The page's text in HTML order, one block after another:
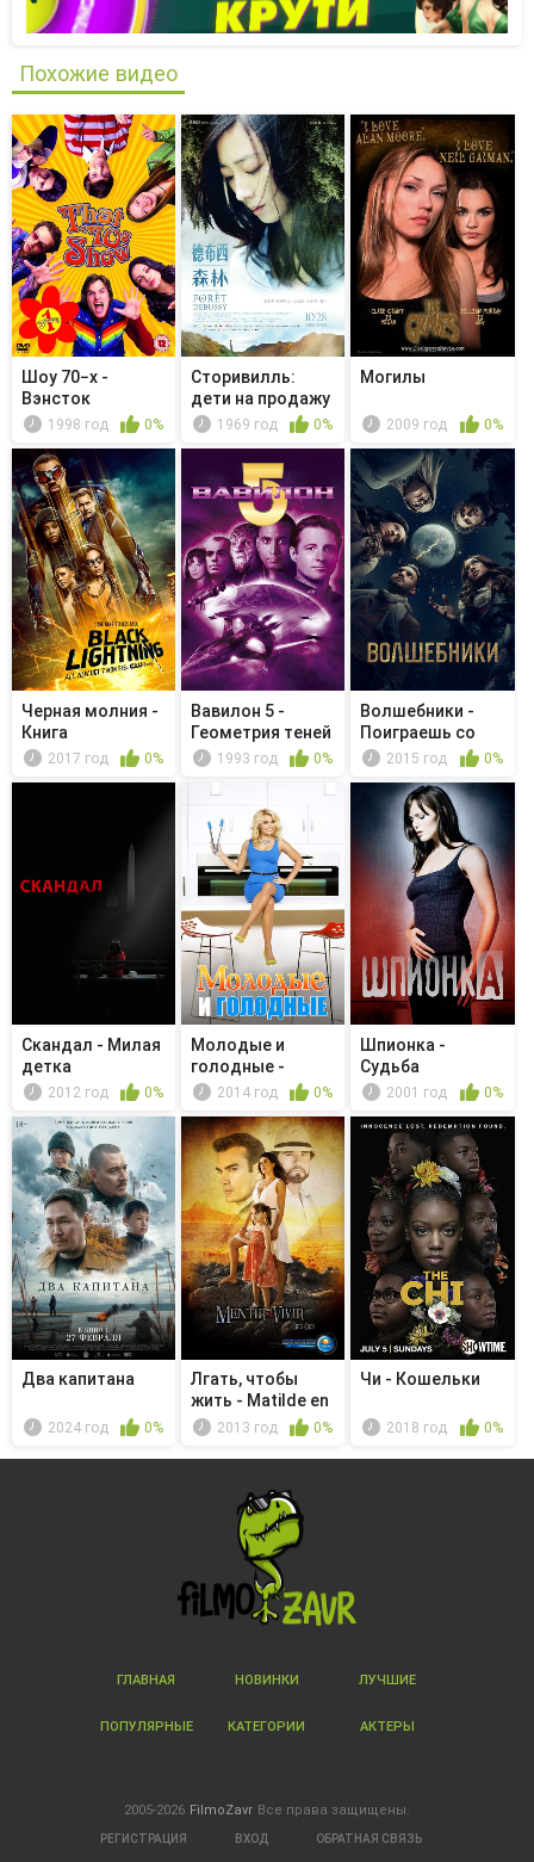
Похожие видео
Шоу 70−х -
Вэнсток
1998 год 0%
Сторивилль:
дети на продажу
1969 год 0%
Могилы
2009 год 0%
Черная молния -
Книга
разрушения.
2017 год 0%
Вавилон 5 -
Геометрия теней
1993 год 0%
Волшебники -
Поиграешь со
мной?2015 год 0%
Скандал - Милая
детка
2012 год 0%
Молодые и
голодные -
Young & Sofia
2014 год 0%
Шпионка -
Судьба
2001 год 0%
Два капитана
2024 год 0%
Лгать, чтобы
жить - Matilde en
su lugar
2013 год 0%
Чи - Кошельки
2018 год 0%
ГЛАВНАЯ НОВИНКИ ЛУЧШИЕ
ПОПУЛЯРНЫЕ КАТЕГОРИИ АКТЕРЫ
2005-2026 FilmoZavr Все права защищены.
РЕГИСТРАЦИЯ ВХОД ОБРАТНАЯ СВЯЗЬ